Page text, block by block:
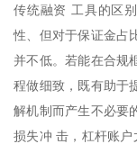
传统融资 工具的区
性、但对于保证金占
并不低。若能在合规
程做细致，既有助于
解机制而产生不必要
损失冲 击，杠杆账